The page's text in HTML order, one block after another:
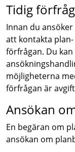
Tidig
Innan du
att kontakta
förfrågan. Du
möjligheterna
förfrågan är
Ansökan
En begäran om
ansökan om